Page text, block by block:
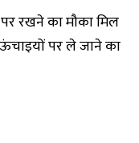
रखने का मौका मिल
पर ले जाने का